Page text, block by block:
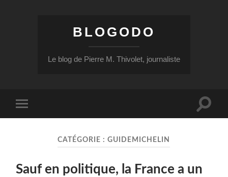
BLOGODO
Le blog de Pierre M. Thivolet, journaliste
mobile
Toggle
CATÉGORIE :GUIDEMICHELIN
Sauf en politique, la France a un